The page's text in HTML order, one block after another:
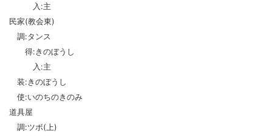
入:主
民家(教会東)
調:タンス
得:きのぼうし
入:主
装:きのぼうし
使:いのちのきのみ
道具屋
調:ツボ(上)